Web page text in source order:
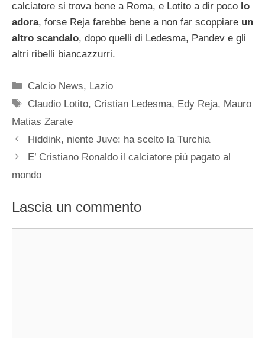
calciatore si trova bene a Roma, e Lotito a dir poco lo
adora, forse Reja farebbe bene a non far scoppiare un
altro scandalo, dopo quelli di Ledesma, Pandev e gli
altri ribelli biancazzurri.
Categorie
Calcio News, Lazio
Tag
Claudio Lotito, Cristian Ledesma, Edy Reja, Mauro
Matias Zarate
Hiddink, niente Juve: ha scelto la Turchia
E’ Cristiano Ronaldo il calciatore più pagato al
mondo
Lascia un commento